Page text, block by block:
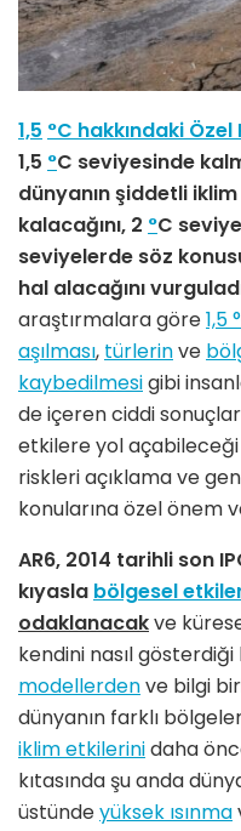
1,5 °C hakkındaki Özel
1,5 °C seviyesinde
dünyanın şiddetli
kalacağını, 2 °C
seviyelerde söz
hal alacağını
araştırmalara göre1,5
aşılması, türlerinve
kaybedilmesigibi
de içeren ciddi
etkilere yol açabileceği
riskleri açıklama ve
konularına özel önem
AR6, 2014 tarihli son
kıyasla bölgesel
odaklanacakve
kendini nasıl
modellerdenve bilgi
dünyanın farklı
iklim etkilerinidaha
kıtasında şu anda
üstündeyüksek ısınma